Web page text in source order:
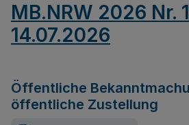
MB.NRW 2026 Nr.
14.07.2026
Öffentliche
öffentliche Zustellung